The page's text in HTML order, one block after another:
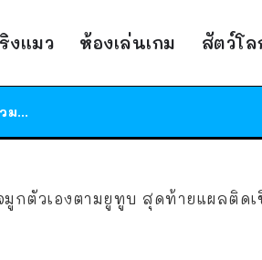
งแมว ห้องเล่นเกม สัตว์โ
ร้านอาหารในนิวยอร์กประกาศปิดตัวลง หลังอยู่มานานกว่า 45 ปี ติดป้ายขอบคุณลูกค้าทุกคน แถมสูตรทำไวท์ซอสให้แบบจัดเต็ม
ได้เวลาเด็กหนวดรวมตัว RF Online Next เปิดให้เล่นแล้ว เกม Sci-Fi MMORPG ระดับตำนาน เล่นได้ทั้งมือถือและ PC
กตัวเองตามยูทูบ สุดท้ายแผลติดเ